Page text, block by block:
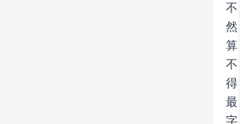
不
然
算
不
得
最
字